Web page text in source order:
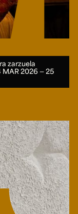
zarzuela
MAR 2026 ― 25